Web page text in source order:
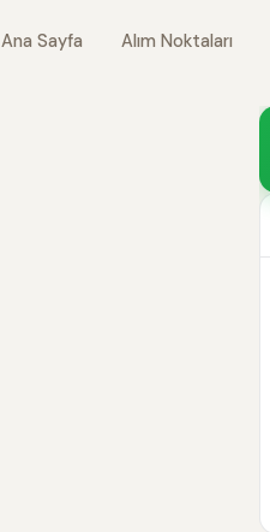
Ana Sayfa Alım Noktaları